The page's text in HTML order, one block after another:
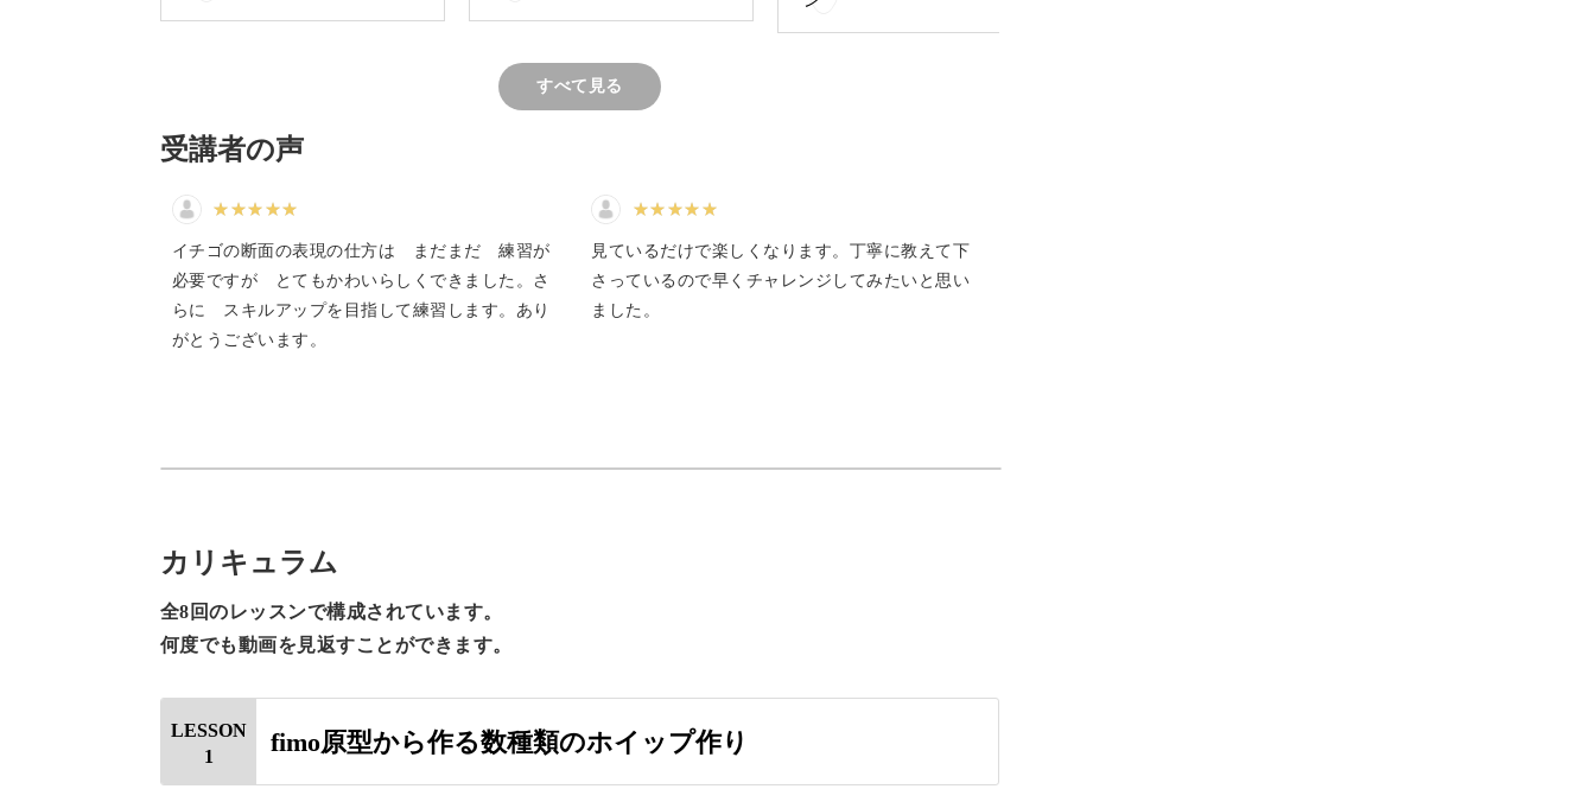
講座では、ホイップクリームをテーマに８つのレッスンを行っていきます。
様々なホイップクリームの作り方から始まり、ホイップクリームと一緒に使えるフルー
ツを学んだあと実際にパンを作っていきます。
着実にステップアップ
ご自身のペースじっくりと学んでくださいね♪
すべて見る
受講者の声
イチゴの断面の表現の仕方は まだまだ 練習が
必要ですが とてもかわいらしくできました。さ
らに スキルアップを目指して練習します。あり
がとうございます。
見ているだけで楽しくなります。丁寧に教えて下
さっているので早くチャレンジしてみたいと思い
ました。
カリキュラム
全8回のレッスンで構成されています。
何度でも動画を見返すことができます。
LESSON
1
fimo原型から作る数種類のホイップ作り